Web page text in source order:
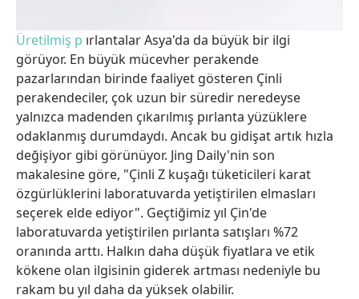
Üretilmiş p ırlantalar Asya'da da büyük bir ilgi
görüyor. En büyük mücevher perakende
pazarlarından birinde faaliyet gösteren Çinli
perakendeciler, çok uzun bir süredir neredeyse
yalnızca madenden çıkarılmış pırlanta yüzüklere
odaklanmış durumdaydı. Ancak bu gidişat artık hızla
değişiyor gibi görünüyor. Jing Daily'nin son
makalesine göre, "Çinli Z kuşağı tüketicileri karat
özgürlüklerini laboratuvarda yetiştirilen elmasları
seçerek elde ediyor". Geçtiğimiz yıl Çin'de
laboratuvarda yetiştirilen pırlanta satışları %72
oranında arttı. Halkın daha düşük fiyatlara ve etik
kökene olan ilgisinin giderek artması nedeniyle bu
rakam bu yıl daha da yüksek olabilir.